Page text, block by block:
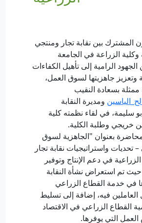
المشترك بين نقابة تجار ومنتجي
وكلية الزراعة في الجامعة
الجهود الرامية إلى تأهيل الكفاءات
وتعزيز جاهزيتها لسوق العمل،
بسعادة النقيب
ومديرة النقابة
سليمة، في لقاء نظمته كلية
خريجي وطلبة الكلية.
بعنوان "الجاهزية لسوق
تحديات واستراتيجيات نقابة تجار
في دعم الإنتاج وتوفير
تم استعراض نشأة النقابة
في خدمة القطاع الزراعي
العاملين فيه، إضافة إلى تسليط
القطاع الزراعي في الاقتصاد
التي يوفرها.